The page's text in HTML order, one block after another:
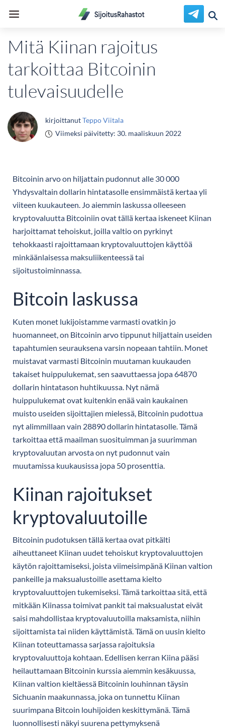
Mitä Kiinan rajoitus
tarkoittaa Bitcoinin
tulevaisuudelle
kirjoittanutTeppo Viitala
Viimeksi päivitetty: 30. maaliskuun 2022
Bitcoinin arvo on hiljattain pudonnut alle 30 000
Yhdysvaltain dollarin hintatasolle ensimmäistä kertaa yli
viiteen kuukauteen. Jo aiemmin laskussa olleeseen
kryptovaluutta Bitcoiniin ovat tällä kertaa iskeneet Kiinan
harjoittamat tehoiskut, joilla valtio on pyrkinyt
tehokkaasti rajoittamaan kryptovaluuttojen käyttöä
minkäänlaisessa maksuliikenteessä tai
sijoitustoiminnassa.
Bitcoin laskussa
Kuten monet lukijoistamme varmasti ovatkin jo
huomanneet, on Bitcoinin arvo tippunut hiljattain useiden
tapahtumien seurauksena varsin nopeaan tahtiin. Monet
muistavat varmasti Bitcoinin muutaman kuukauden
takaiset huippulukemat, sen saavuttaessa jopa 64870
dollarin hintatason huhtikuussa. Nyt nämä
huippulukemat ovat kuitenkin enää vain kaukainen
muisto useiden sijoittajien mielessä, Bitcoinin pudottua
nyt alimmillaan vain 28890 dollarin hintatasolle. Tämä
tarkoittaa että maailman suosituimman ja suurimman
kryptovaluutan arvosta on nyt pudonnut vain
muutamissa kuukausissa jopa 50 prosenttia.
Kiinan rajoitukset
kryptovaluutoille
Bitcoinin pudotuksen tällä kertaa ovat pitkälti
aiheuttaneet Kiinan uudet tehoiskut kryptovaluuttojen
käytön rajoittamiseksi, joista viimeisimpänä Kiinan valtion
pankeille ja maksualustoille asettama kielto
kryptovaluuttojen tukemiseksi. Tämä tarkoittaa sitä, että
mitkään Kiinassa toimivat pankit tai maksualustat eivät
saisi mahdollistaa kryptovaluutoilla maksamista, niihin
sijoittamista tai niiden käyttämistä. Tämä on uusin kielto
Kiinan toteuttamassa sarjassa rajoituksia
kryptovaluuttoja kohtaan. Edellisen kerran Kiina pääsi
heilauttamaan Bitcoinin kurssia aiemmin kesäkuussa,
Kiinan valtion kieltäessä Bitcoinin louhinnan täysin
Sichuanin maakunnassa, joka on tunnettu Kiinan
suurimpana Bitcoin louhijoiden keskittymänä. Tämä
luonnollisesti näkyi suurena pettymyksenä